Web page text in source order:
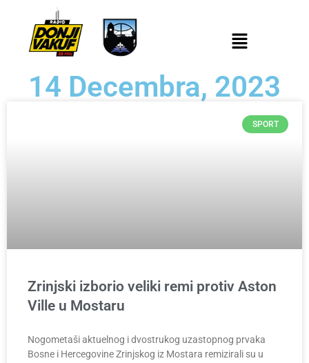
14 Decembra, 2023
SPORT
Zrinjski izborio veliki remi protiv Aston
Ville u Mostaru
Nogometaši aktuelnog i dvostrukog uzastopnog prvaka
Bosne i Hercegovine Zrinjskog iz Mostara remizirali su u